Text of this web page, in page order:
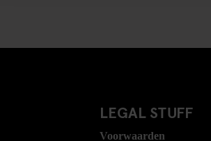
LEGAL STUFF
Voorwaarden